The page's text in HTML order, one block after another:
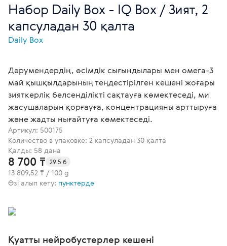
Набор Daily Box - IQ Box / Зият, 2
капсуладан 30 қалта
Daily Box
Дәрумендердің, өсімдік сығындылары мен омега-3
май қышқылдарының теңдестірілген кешені жоғары
зияткерлік белсенділікті сақтауға көмектеседі, ми
жасушаларын қорғауға, концентрацияны арттыруға
және жадты нығайтуға көмектеседі.
Артикул: 500175
Количество в упаковке: 2 капсуладан 30 қалта
Қалды: 58 дана
8 700 ₸ 29.5 б
13 809,52 ₸ / 100 g
Өзі алып кету: пунктерде
Қуатты нейробустерлер кешені